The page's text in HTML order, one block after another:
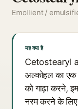
Emollient /
यह क्या है
Cetostearyl
अल्कोहल का एक
को गाढ़ा करने,
नरम करने के लिए